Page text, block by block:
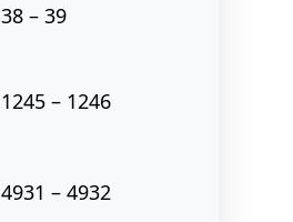
38 – 39
1245 – 1246
4931 – 4932